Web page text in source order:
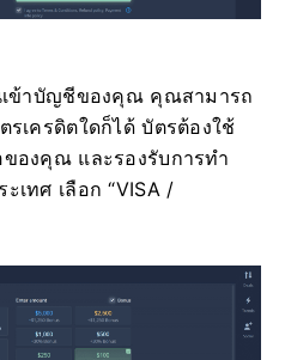
เข้าบัญชีของคุณ คุณสามารถ
รเครดิตใดก็ได้ บัตรต้องใช้
ของคุณ และรองรับการทำ
เทศ เลือก “VISA /